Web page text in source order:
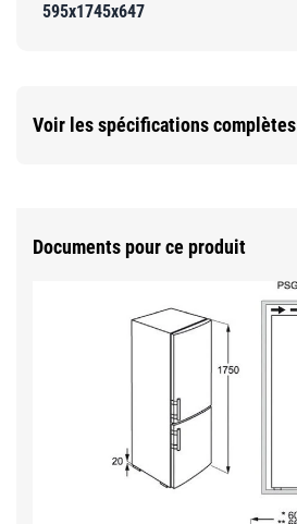
595x1745x647
Voir les spécifications complètes
Documents pour ce produit